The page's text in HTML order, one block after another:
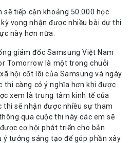
sẽ tiếp cận khoảng 50.000 học
vọng nhận được nhiều bài dự thi
này hơn nữa.
giám đốc Samsung Việt Nam
Tomorrow là một trong chuỗi
hội cốt lõi của Samsung và ngày
thi càng có ý nghĩa hơn khi được
xem là trung tâm kinh tế của
thi sẽ nhận được nhiều sự tham
qua cuộc thi này các em sẽ
cơ hội phát triển cho bản
ý tưởng sáng tạo để góp phần xây